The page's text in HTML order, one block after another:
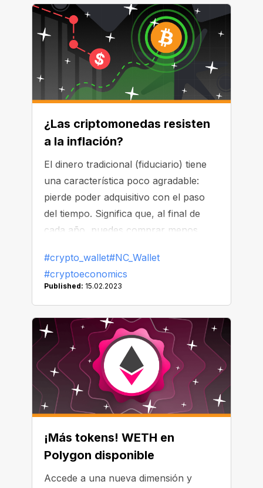
¿Las criptomonedas resisten
a la inflación?
El dinero tradicional (fiduciario) tiene
una característica poco agradable:
pierde poder adquisitivo con el paso
del tiempo. Significa que, al final de
cada año, puedes comprar menos
principio del año. La caída del poder
adquisitivo del dinero y el aumento de
criptomonedas"? ¿Resisten a la
inflación? Hoy aclaramos las cosas.
#crypto_wallet#NC_Wallet
#cryptoeconomics
Published: 15.02.2023
¡Más tokens! WETH en
Polygon disponible
Accede a una nueva dimensión y